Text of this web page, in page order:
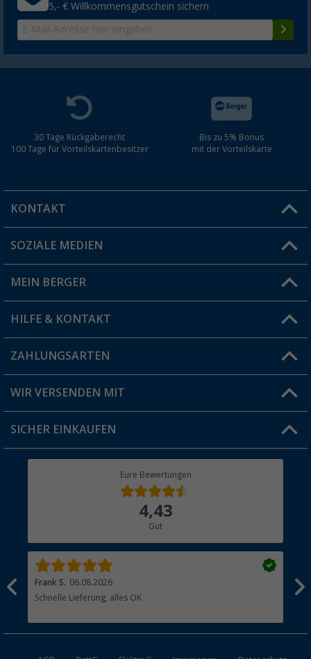
5,- € Willkommensgutschein sichern
30 Tage Rückgaberecht
100 Tage für Vorteilskartenbesitzer
Bis zu 5% Bonus
mit der Vorteilskarte
KONTAKT
Du hast eine Frage?
Filiale finden
SOZIALE MEDIEN
MEIN BERGER
Vorteilskarte
Blog
Jobs & Karriere
HILFE & KONTAKT
FAQ & Kontakt
Versandinformationen
Rücksendung
ZAHLUNGSARTEN
WIR VERSENDEN MIT
SICHER EINKAUFEN
Eure Bewertungen
4,43
Gut
Frank S. 06.08.2026
Schnelle Lieferung, alles OK